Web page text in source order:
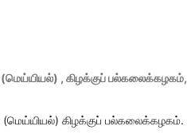
(மெய்யியல்) , கிழக்குப் பல்கலைக்கழகம்,
(மெய்யியல்) கிழக்குப் பல்கலைக்கழகம்.